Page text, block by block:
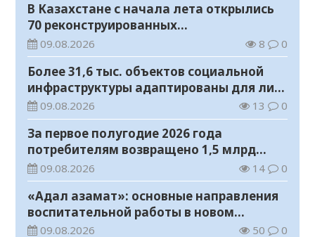
В Казахстане с начала лета открылись
70 реконструированных
железнодорожных вокзалов
09.08.2026 8 0
Более 31,6 тыс. объектов социальной
инфраструктуры адаптированы для лиц
с инвалидностью
09.08.2026 13 0
За первое полугодие 2026 года
потребителям возвращено 1,5 млрд
тенге
09.08.2026 14 0
«Адал азамат»: основные направления
воспитательной работы в новом
учебном году
09.08.2026 50 0